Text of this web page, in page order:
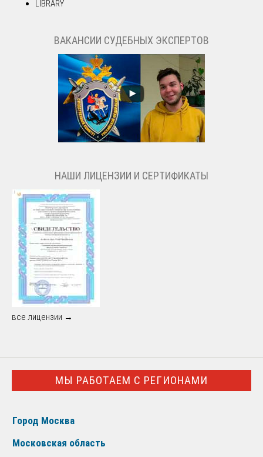
LIBRARY
ВАКАНСИИ СУДЕБНЫХ ЭКСПЕРТОВ
НАШИ ЛИЦЕНЗИИ И СЕРТИФИКАТЫ
все лицензии →
МЫ РАБОТАЕМ С РЕГИОНАМИ
Город Москва
Московская область